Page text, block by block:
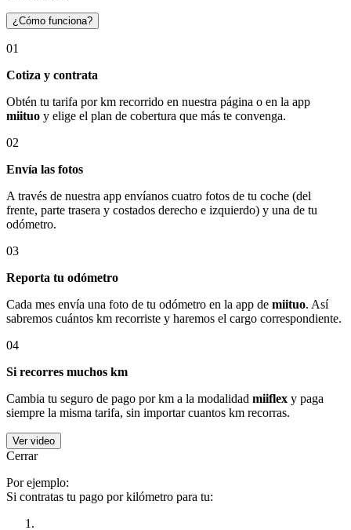
¿Cómo funciona?
01
Cotiza y contrata
Obtén tu tarifa por km recorrido en nuestra página o en la app
miituo y elige el plan de cobertura que más te convenga.
02
Envía las fotos
A través de nuestra app envíanos cuatro fotos de tu coche (del
frente, parte trasera y costados derecho e izquierdo) y una de tu
odómetro.
03
Reporta tu odómetro
Cada mes envía una foto de tu odómetro en la app de miituo. Así
sabremos cuántos km recorriste y haremos el cargo correspondiente.
04
Si recorres muchos km
Cambia tu seguro de pago por km a la modalidad miiflex y paga
siempre la misma tarifa, sin importar cuantos km recorras.
Ver video
Cerrar
Por ejemplo:
Si contratas tu pago por kilómetro para tu: